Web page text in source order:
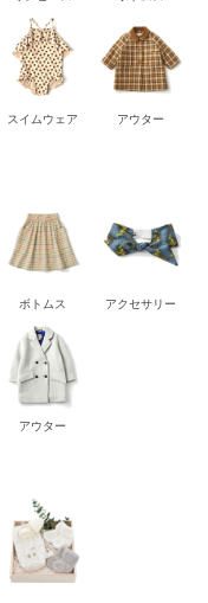
スイムウェア アウター
ボトムス アクセサリー
アウター